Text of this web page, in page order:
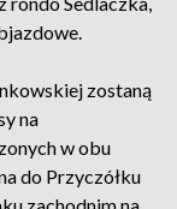
zostaną
na
w obu
do Przyczółku